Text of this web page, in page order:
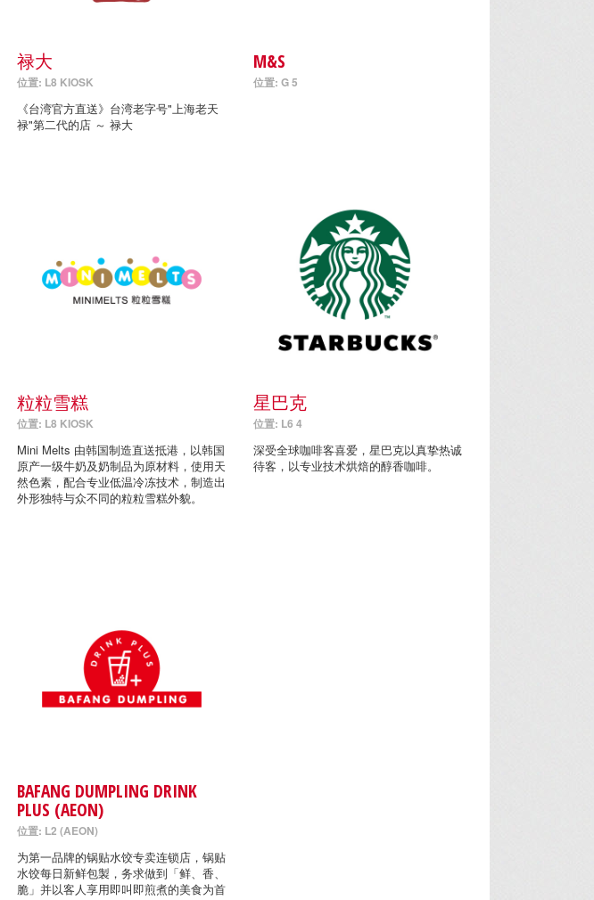
禄大
位置: L8 KIOSK
《台湾官方直送》台湾老字号"上海老天
禄"第二代的店 ～ 禄大
M&S
位置: G 5
粒粒雪糕
位置: L8 KIOSK
Mini Melts 由韩国制造直送抵港，以韩国
原产一级牛奶及奶制品为原材料，使用天
然色素，配合专业低温冷冻技术，制造出
外形独特与众不同的粒粒雪糕外貌。
星巴克
位置: L6 4
深受全球咖啡客喜爱，星巴克以真挚热诚
待客，以专业技术烘焙的醇香咖啡。
BAFANG DUMPLING DRINK
PLUS (AEON)
位置: L2 (AEON)
为第一品牌的锅贴水饺专卖连锁店，锅贴
水饺每日新鲜包製，务求做到「鲜、香、
脆」并以客人享用即叫即煎煮的美食为首